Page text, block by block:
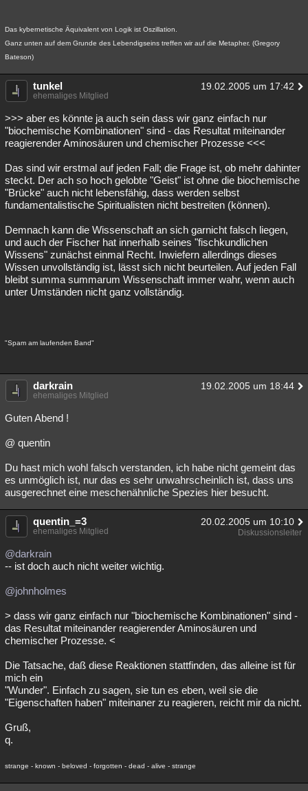
Das kybernetische Äquivalent von Logik ist Oszillation.
Ganz unten auf dem Grunde des Lebendigseins treffen wir auf die Metapher. (Gregory
Bateson)
tunkel 19.02.2005 um 17:42
ehemaliges Mitglied
>>> aber es könnte ja auch sein dass wir ganz einfach nur
"biochemische Kombinationen" sind - das Resultat miteinander
reagierender Aminosäuren und chemischer Prozesse <<<
Das sind wir erstmal auf jeden Fall; die Frage ist, ob mehr dahinter
steckt. Der ach so hoch gelobte "Geist" ist ohne die biochemische
"Brücke" auch nicht lebensfähig, dass werden selbst
fundamentalistische Spiritualisten nicht bestreiten (können).
Demnach kann die Wissenschaft an sich garnicht falsch liegen,
und auch der Fischer hat innerhalb seines "fischkundlichen
Wissens" zunächst einmal Recht. Inwiefern allerdings dieses
Wissen unvollständig ist, lässt sich nicht beurteilen. Auf jeden Fall
bleibt summa summarum Wissenschaft immer wahr, wenn auch
unter Umständen nicht ganz vollständig.
"Spam am laufenden Band"
darkrain 19.02.2005 um 18:44
ehemaliges Mitglied
Guten Abend !
@ quentin
Du hast mich wohl falsch verstanden, ich habe nicht gemeint das
es unmöglich ist, nur das es sehr unwahrscheinlich ist, dass uns
ausgerechnet eine meschenähnliche Spezies hier besucht.
quentin_=3 20.02.2005 um 10:10
ehemaliges Mitglied Diskussionsleiter
@darkrain
-- ist doch auch nicht weiter wichtig.
@johnholmes
> dass wir ganz einfach nur "biochemische Kombinationen" sind -
das Resultat miteinander reagierender Aminosäuren und
chemischer Prozesse. <
Die Tatsache, daß diese Reaktionen stattfinden, das alleine ist für
mich ein
"Wunder". Einfach zu sagen, sie tun es eben, weil sie die
"Eigenschaften haben" miteinaner zu reagieren, reicht mir da nicht.
Gruß,
q.
strange - known - beloved - forgotten - dead - alive - strange